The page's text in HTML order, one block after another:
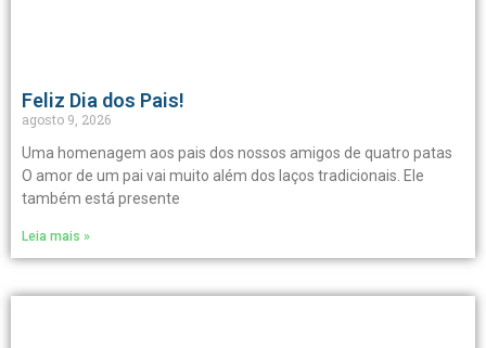
Feliz Dia dos Pais!
agosto 9, 2026
Uma homenagem aos pais dos nossos amigos de quatro patas
O amor de um pai vai muito além dos laços tradicionais. Ele
também está presente
Leia mais »